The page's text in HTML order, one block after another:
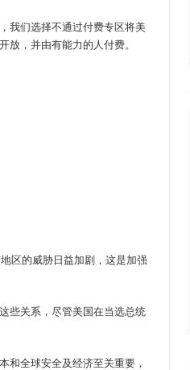
我们选择不通过付费专区将美
放，并由有能力的人付费。
区的威胁日益加剧，这是加强
些关系，尽管美国在当选总统
和全球安全及经济至关重要，